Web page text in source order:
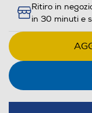
Ritiro in
in 30 minuti e